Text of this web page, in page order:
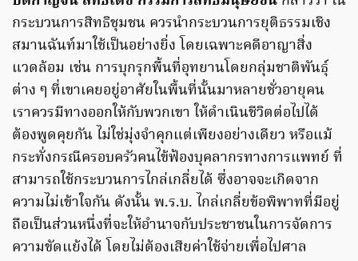
กระบวนการสิทธิชุมชน ควรนำกระบวนการยุติธรรมเชิง
สมานฉันท์มาใช้เป็นอย่างยิ่ง โดยเฉพาะคดีอาญาสิ่ง
แวดล้อม เช่น การบุกรุกพื้นที่อุทยานโดยกลุ่มชาติพันธุ์
ต่าง ๆ ที่เขาเคยอยู่อาศัยในพื้นที่นั้นมาหลายชั่วอายุคน
เราควรมีทางออกให้กับพวกเขา ให้ดำเนินชีวิตต่อไปได้
ต้องพูดคุยกัน ไม่ใช่มุ่งจำคุกแต่เพียงอย่างเดียว หรือแม้
กระทั่งกรณีครอบครัวคนไข้ฟ้องบุคลากรทางการแพทย์ ที่
สามารถใช้กระบวนการไกล่เกลี่ยได้ ซึ่งอาจจะเกิดจาก
ความไม่เข้าใจกัน ดังนั้น พ.ร.บ. ไกล่เกลี่ยข้อพิพาทที่มีอยู่
ถือเป็นส่วนหนึ่งที่จะให้อำนาจกับประชาชนในการจัดการ
ความขัดแย้งได้ โดยไม่ต้องเสียค่าใช้จ่ายเพื่อไปศาล